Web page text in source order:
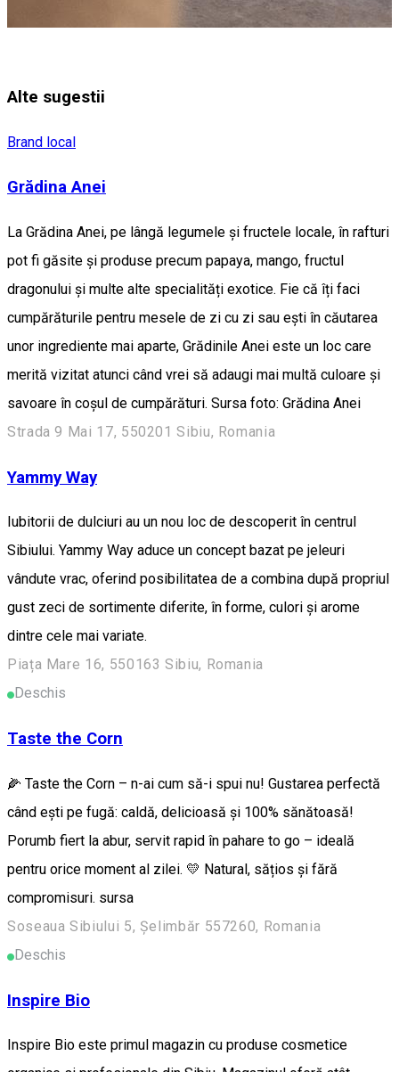
Alte sugestii
Brand local
Grădina Anei
La Grădina Anei, pe lângă legumele și fructele locale, în rafturi
pot fi găsite și produse precum papaya, mango, fructul
dragonului și multe alte specialități exotice. Fie că îți faci
cumpărăturile pentru mesele de zi cu zi sau ești în căutarea
unor ingrediente mai aparte, Grădinile Anei este un loc care
merită vizitat atunci când vrei să adaugi mai multă culoare și
savoare în coșul de cumpărături. Sursa foto: Grădina Anei
Strada 9 Mai 17, 550201 Sibiu, Romania
Yammy Way
Iubitorii de dulciuri au un nou loc de descoperit în centrul
Sibiului. Yammy Way aduce un concept bazat pe jeleuri
vândute vrac, oferind posibilitatea de a combina după propriul
gust zeci de sortimente diferite, în forme, culori și arome
dintre cele mai variate.
Piața Mare 16, 550163 Sibiu, Romania
Deschis
Taste the Corn
🌽 Taste the Corn – n-ai cum să-i spui nu! Gustarea perfectă
când ești pe fugă: caldă, delicioasă și 100% sănătoasă!
Porumb fiert la abur, servit rapid în pahare to go – ideală
pentru orice moment al zilei. 💛 Natural, sățios și fără
compromisuri. sursa
Soseaua Sibiului 5, Șelimbăr 557260, Romania
Deschis
Inspire Bio
Inspire Bio este primul magazin cu produse cosmetice